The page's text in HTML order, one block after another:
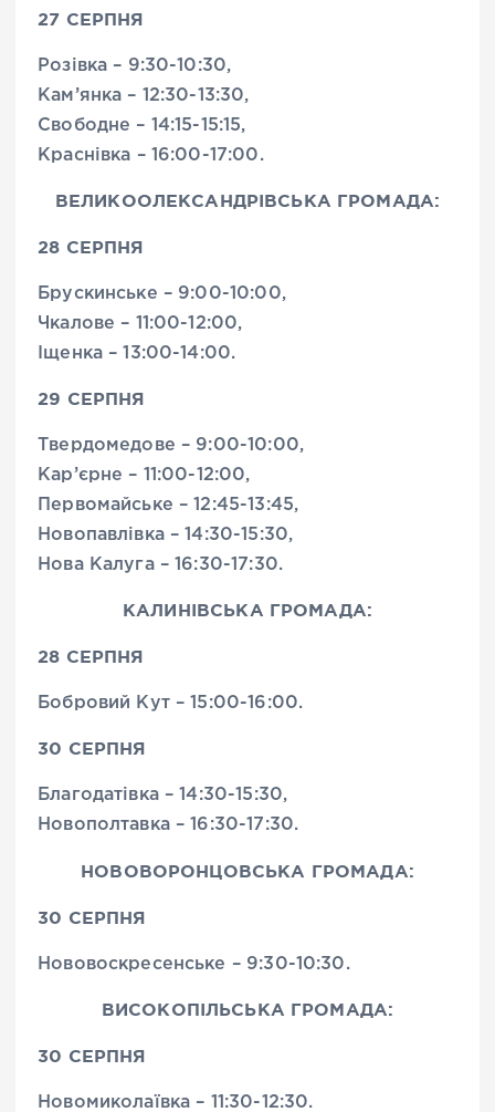
27 СЕРПНЯ
Розівка – 9:30-10:30,
Кам’янка – 12:30-13:30,
Свободне – 14:15-15:15,
Краснівка – 16:00-17:00.
ВЕЛИКООЛЕКСАНДРІВСЬКА ГРОМАДА:
28 СЕРПНЯ
Брускинське – 9:00-10:00,
Чкалове – 11:00-12:00,
Іщенка – 13:00-14:00.
29 СЕРПНЯ
Твердомедове – 9:00-10:00,
Кар’єрне – 11:00-12:00,
Первомайське – 12:45-13:45,
Новопавлівка – 14:30-15:30,
Нова Калуга – 16:30-17:30.
КАЛИНІВСЬКА ГРОМАДА:
28 СЕРПНЯ
Бобровий Кут – 15:00-16:00.
30 СЕРПНЯ
Благодатівка – 14:30-15:30,
Новополтавка – 16:30-17:30.
НОВОВОРОНЦОВСЬКА ГРОМАДА:
30 СЕРПНЯ
Нововоскресенське – 9:30-10:30.
ВИСОКОПІЛЬСЬКА ГРОМАДА:
30 СЕРПНЯ
Новомиколаївка – 11:30-12:30.